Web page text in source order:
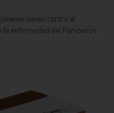
sanos contra el
la enfermedad del Parvovirus